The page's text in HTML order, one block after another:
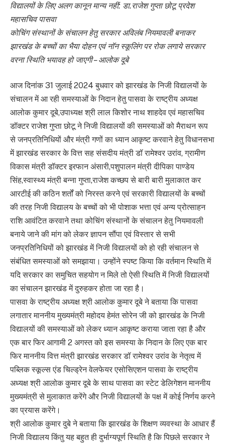
विद्यालयों के लिए अलग कानून मान्य नहीं: डा.राजेश गुप्ता छोटू प्रदेश
महासचिव पासवा
कोचिंग संस्थानों के संचालन हेतु सरकार अविलंब नियमावली बनाकर
झारखंड के बच्चों का भैया दोहन एवं नाॅन स्कूलिंग पर रोक लगाये सरकार
वरना स्थिति भयावह हो जाएगी – आलोक दूबे
आज दिनांक 31 जुलाई 2024 बुधवार को झारखंड के निजी विद्यालयों के
संचालन में आ रही समस्याओं के निदान हेतु पासवा के राष्ट्रीय अध्यक्ष
आलोक कुमार दूबे,उपाध्यक्ष श्री लाल किशोर नाथ शाहदेव एवं महासचिव
डॉक्टर राजेश गुप्ता छोटू ने निजी विद्यालयों की समस्याओं को मैराथन रूप
से जनप्रतिनिधियों और मंत्री गणों का ध्यान आकृष्ट करवाने हेतु विधानसभा
में झारखंड सरकार के वित्त सह संसदीय मंत्री डॉ रामेश्वर उरांव, ग्रामीण
विकास मंत्री डॉक्टर इरफान अंसारी,पशुपालन मंत्री दीपिका पाण्डेय
सिंह,स्वास्थ्य मंत्री बन्ना गुप्ता,राजेश कच्छप से बारी बारी मुलाकात कर
आरटीई की कठिन शर्तों को निरस्त करने एवं सरकारी विद्यालयों के बच्चों
की तरह निजी विद्यालय के बच्चों को भी पोशाक भत्ता एवं अन्य प्रोत्साहन
राशि आवंटित करवाने तथा कोचिंग संस्थानों के संचालन हेतु नियमावली
बनाये जाने की मांग को लेकर ज्ञापन सौंपा एवं विस्तार से सभी
जनप्रतिनिधियों को झारखंड में निजी विद्यालयों को हो रही संचालन से
संबंधित समस्याओं को समझाया। उन्होंने स्पष्ट किया कि वर्तमान स्थिति में
यदि सरकार का समुचित सहयोग न मिले तो ऐसी स्थिति में निजी विद्यालयों
का संचालन झारखंड में दुरुहकर होता जा रहा है।
पासवा के राष्ट्रीय अध्यक्ष श्री आलोक कुमार दूबे ने बताया कि पासवा
लगातार माननीय मुख्यमंत्री महोदय हेमंत सोरेन जी को झारखंड के निजी
विद्यालयों की समस्याओं को लेकर ध्यान आकृष्ट कराया जाता रहा है और
एक बार फिर आगामी 2 अगस्त को इस समस्या के निदान के लिए एक बार
फिर माननीय वित्त मंत्री झारखंड सरकार डॉ रामेश्वर उरांव के नेतृत्व में
पब्लिक स्कूल्स एंड चिल्ड्रेन वेलफेयर एसोसिएशन पासवा के राष्ट्रीय
अध्यक्ष श्री आलोक कुमार दूबे के साथ पासवा का स्टेट डेलिगेशन माननीय
मुख्यमंत्री से मुलाकात करेंगे और निजी विद्यालयों के पक्ष में कोई निर्णय करने
का प्रयास करेंगे।
श्री आलोक कुमार दुबे ने बताया कि झारखंड के शिक्षण व्यवस्था के आधार हैं
निजी विद्यालय किंतु यह बहुत ही दुर्भाग्यपूर्ण स्थिति है कि पिछले सरकार ने